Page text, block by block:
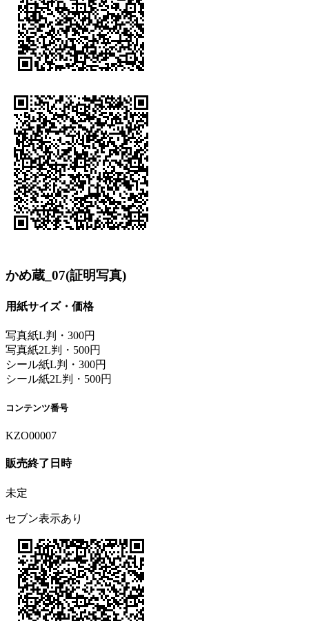
かめ蔵_07(証明写真)
用紙サイズ・価格
写真紙L判・300円
写真紙2L判・500円
シール紙L判・300円
シール紙2L判・500円
コンテンツ番号
KZO00007
販売終了日時
未定
セブン表示あり